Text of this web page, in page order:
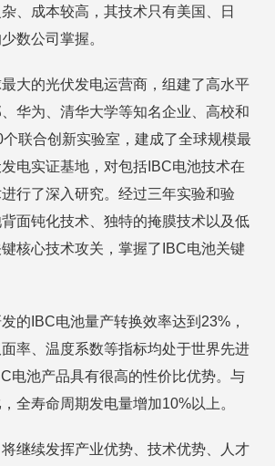
、成本较高，其技术只有美国、日
数公司掌握。
大的光伏发电运营商，组建了高水平
华为、清华大学等知名企业、高校和
联合创新实验室，建成了全球规模最
电实证基地，对包括IBC电池技术在
行了深入研究。经过三年实验和验
面钝化技术、独特的掩膜技术以及低
核心技术攻关，掌握了IBC电池关键
的IBC电池量产转换效率达到23%，
率、温度系数等指标均处于世界先进
电池产品具有很高的性价比优势。与
全寿命周期发电量增加10%以上。
继续发挥产业优势、技术优势、人才